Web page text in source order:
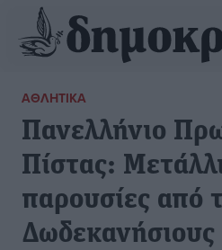
ΑΘΛΗΤΙΚΆ
Πανελλήνιο
Πίστας:
παρουσίες από
Δωδεκανήσιους